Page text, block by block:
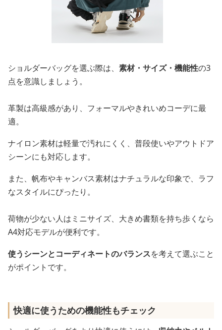
ショルダーバッグを選ぶ際は、 素材・サイズ・機能性の3
点を意識しましょう。
革製は高級感があり、フォーマルやきれいめコーデに最
適。
ナイロン素材は軽量で汚れにくく、普段使いやアウトドア
シーンにも対応します。
また、帆布やキャンバス素材はナチュラルな印象で、ラフ
なスタイルにぴったり。
荷物が少ない人はミニサイズ、大きめ書類を持ち歩くなら
A4対応モデルが便利です。
使うシーンとコーディネートのバランスを考えて選ぶこと
がポイントです。
快適に使うための機能性もチェック